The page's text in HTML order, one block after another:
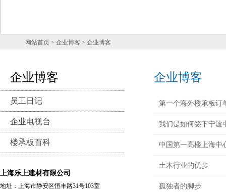
网站首页 > 企业博客 > 企业博客
企业博客
员工日记
企业电视台
楼承板百科
上海乐上建材有限公司
地址：上海市静安区恒丰路31号103室
企业博客
第一个海外楼承板订
我们是如何签下宁波
中国第一高楼上海中
土木行业的优步
孤独者的脚步